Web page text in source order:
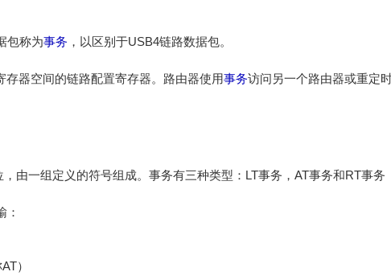
包称为事务 ，以区别于USB4链路数据包。
器空间的链路配置寄存器。路由器使用事务访问另一个路由器或重定
由一组定义的符号组成。事务有三种类型：LT事务，AT事务和RT事务
：
）